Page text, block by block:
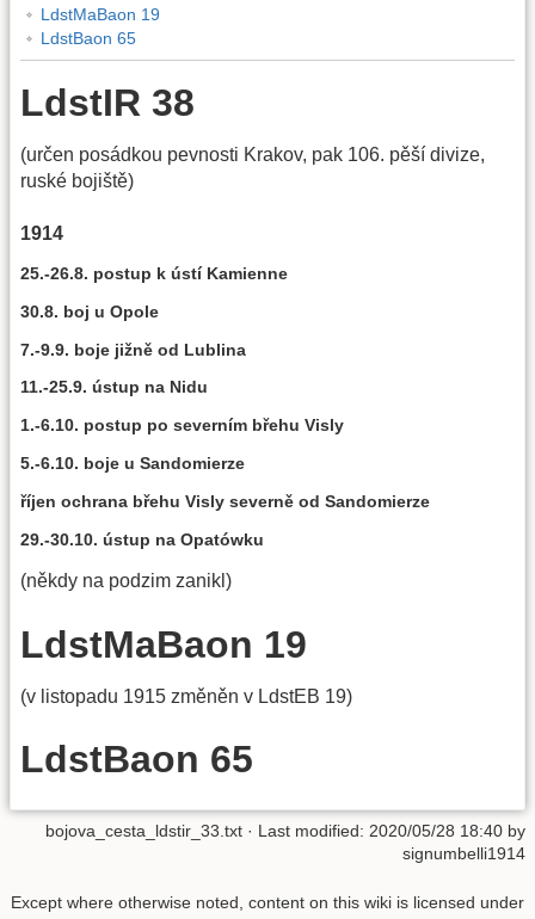
LdstMaBaon 19
LdstBaon 65
LdstIR 38
(určen posádkou pevnosti Krakov, pak 106. pěší divize,
ruské bojiště)
1914
25.-26.8. postup k ústí Kamienne
30.8. boj u Opole
7.-9.9. boje jižně od Lublina
11.-25.9. ústup na Nidu
1.-6.10. postup po severním břehu Visly
5.-6.10. boje u Sandomierze
říjen ochrana břehu Visly severně od Sandomierze
29.-30.10. ústup na Opatówku
(někdy na podzim zanikl)
LdstMaBaon 19
(v listopadu 1915 změněn v LdstEB 19)
LdstBaon 65
bojova_cesta_ldstir_33.txt · Last modified: 2020/05/28 18:40 by
signumbelli1914
Except where otherwise noted, content on this wiki is licensed under